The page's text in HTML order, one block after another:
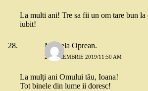
La multi ani! Tre sa fii un om tare bun la
iubit!
Mihaela Oprean.
29 DECEMBRIE 2019/11:50 AM
La mulți ani Omului tău, Ioana!
Tot binele din lume ii doresc!